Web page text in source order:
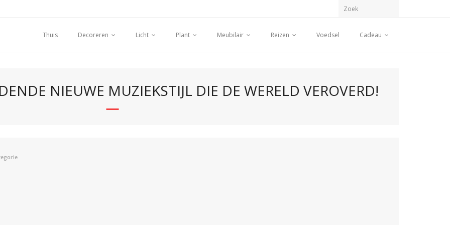
Thuis
Decoreren Licht Plant Meubilair Reizen Voedsel Cadeau
NIEUWE MUZIEKSTIJL DIE DE WERELD VEROVERD!